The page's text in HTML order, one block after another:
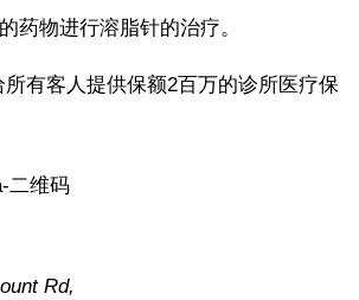
药物进行溶脂针的治疗。
有客人提供保额2百万的诊所医疗保
Rd,